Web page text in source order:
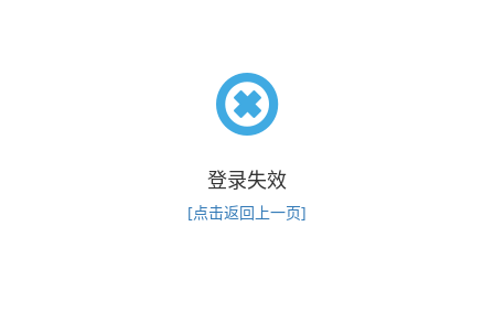
登录失效
[点击返回上一页]